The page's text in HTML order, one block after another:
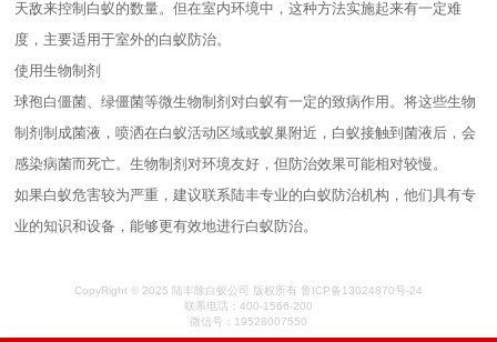
天敌来控制白蚁的数量。但在室内环境中，这种方法实施起来有一定难
度，主要适用于室外的白蚁防治。
使用生物制剂
球孢白僵菌、绿僵菌等微生物制剂对白蚁有一定的致病作用。将这些生物
制剂制成菌液，喷洒在白蚁活动区域或蚁巢附近，白蚁接触到菌液后，会
感染病菌而死亡。生物制剂对环境友好，但防治效果可能相对较慢。
如果白蚁危害较为严重，建议联系陆丰专业的白蚁防治机构，他们具有专
业的知识和设备，能够更有效地进行白蚁防治。
CopyRight © 2025 陆丰除白蚁公司 版权所有 鲁ICP备13024870号-24
联系电话：400-1566-200
微信号：19528007550